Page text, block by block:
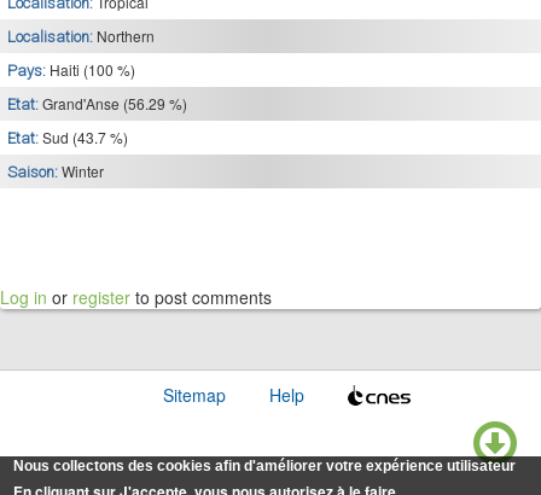
Localisation: Northern
Pays: Haiti (100 %)
Etat: Grand'Anse (56.29 %)
Etat: Sud (43.7 %)
Saison: Winter
Log in or register to post comments
Sitemap Help
Nous collectons des cookies afin d'améliorer votre expérience utilisateur